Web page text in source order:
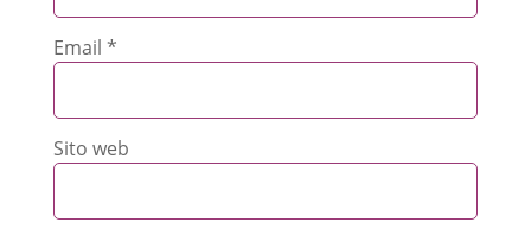
Email *
Sito web